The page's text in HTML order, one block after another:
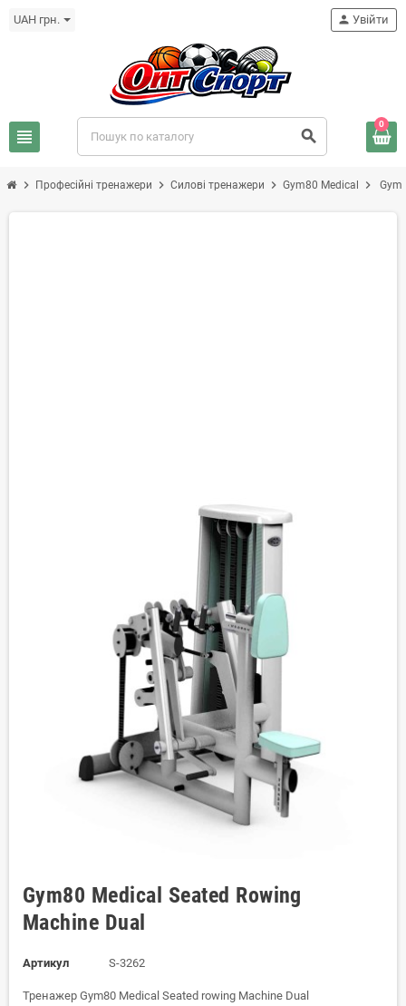
UAH грн.
view_headline search
person Увійти
0
chevron_right Професійні тренажери chevron_right Силові тренажери chevron_right Gym80 Medical chevron_right
Gym80 Medical Seated Rowing
Machine Dual
Артикул S-3262
Тренажер Gym80 Medical Seated rowing Machine Dual